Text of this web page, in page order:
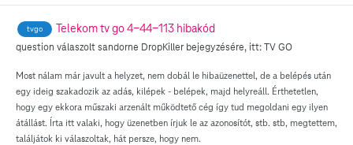
tvgo Telekom tv go 4-44-113 hibakód
question válaszoltsandorne DropKillerbejegyzésére, itt:TV GO
Most nálam már javult a helyzet, nem dobál le hibaüzenettel, de a belépés után
egy ideig szakadozik az adás, kilépek - belépek, majd helyreáll. Érthetetlen,
hogy egy ekkora műszaki arzenált működtető cég így tud megoldani egy ilyen
átállást. Írta itt valaki, hogy üzenetben írjuk le az azonosítót, stb. stb, megtettem,
találjátok ki válaszoltak, hát persze, hogy nem.